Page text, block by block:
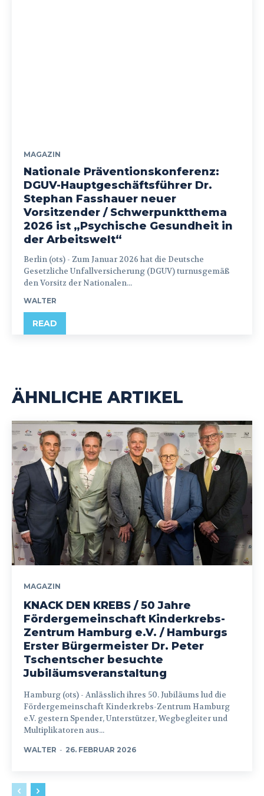
MAGAZIN
Nationale Präventionskonferenz:
DGUV-Hauptgeschäftsführer Dr.
Stephan Fasshauer neuer
Vorsitzender / Schwerpunktthema
2026 ist „Psychische Gesundheit in
der Arbeitswelt“
Berlin (ots) - Zum Januar 2026 hat die Deutsche
Gesetzliche Unfallversicherung (DGUV) turnusgemäß
den Vorsitz der Nationalen...
WALTER
READ
ÄHNLICHE ARTIKEL
MAGAZIN
KNACK DEN KREBS / 50 Jahre
Fördergemeinschaft Kinderkrebs-
Zentrum Hamburg e.V. / Hamburgs
Erster Bürgermeister Dr. Peter
Tschentscher besuchte
Jubiläumsveranstaltung
Hamburg (ots) - Anlässlich ihres 50. Jubiläums lud die
Fördergemeinschaft Kinderkrebs-Zentrum Hamburg
e.V. gestern Spender, Unterstützer, Wegbegleiter und
Multiplikatoren aus...
WALTER - 26. FEBRUAR 2026